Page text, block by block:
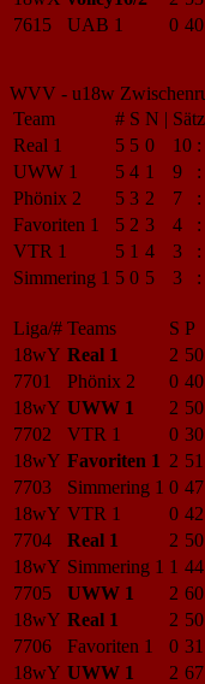
7615
UAB 1 0 40
WVV - u18w
Team
# S N |
Real 1
5 5 0 10 :
UWW 1
5 4 1 9 :
Phönix 2
5 3 2 7 :
Favoriten 1
5 2 3 4 :
VTR 1
5 1 4 3 :
Simmering 1 5 0 5 3 :
Liga/# Teams S P
18wY Real 1 2 50
7701
Phönix 2 0 40
18wY UWW 1 2 50
7702
VTR 1 0 30
18wY Favoriten 1 2 51
7703
Simmering 1 0 47
18wY VTR 1 0 42
7704
Real 1 2 50
18wY Simmering 1 1 44
7705
UWW 1 2 60
18wY Real 1 2 50
7706
Favoriten 1 0 31
18wY UWW 1 2 67